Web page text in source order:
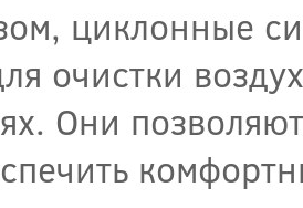
циклонные
очистки
Они